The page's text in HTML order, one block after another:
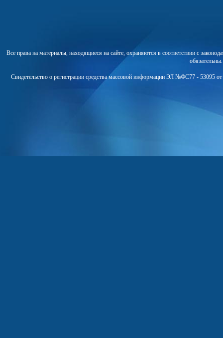
Все права на материалы, находящиеся на сайте, охраняются в соответствии с
Свидетельство о регистрации средства массовой информации ЭЛ №ФС77 - 53095